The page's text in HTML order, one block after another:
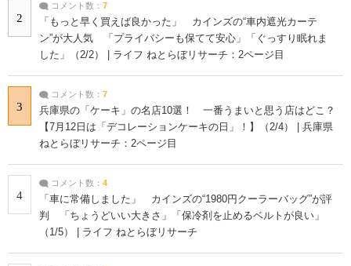
2
コメント数： 7
「もっと早く買えば良かった」 カインズの“車内遮光カーテ
ン”が大人気 「プライバシーも保てて安心」「ぐっすり眠れま
した」（2/2） | ライフ ねとらぼリサーチ：2ページ目
3
コメント数： 7
兵庫県の「ケーキ」の名店10選！ 一番うまいと思う店はどこ？
【7月12日は「デコレーションケーキの日」！】（2/4） | 兵庫県
ねとらぼリサーチ：2ページ目
4
コメント数： 4
「車に常備しました」 カインズの“1980円クーラーバッグ”が評
判 「ちょうどいい大きさ」「保冷剤を止めるベルトが良い」
（1/5） | ライフ ねとらぼリサーチ